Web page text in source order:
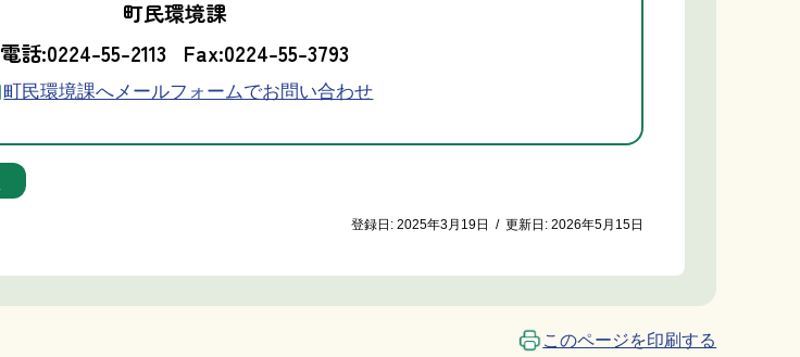
町民環境課
電話:0224-55-2113
Fax:0224-55-3793
町民環境課へメールフォームでお問い合わせ
登録日:2025年3月19日 / 更新日:2026年5月15日
このページを印刷する